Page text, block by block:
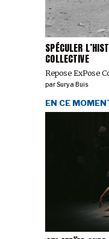
SPÉCULER
COLLECTIVE
Repose ExPose
parSurya Buis
EN CE